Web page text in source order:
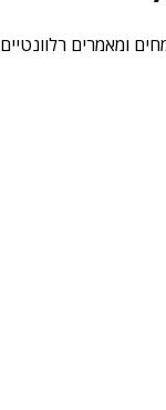
ומאמרים רלוונטיים